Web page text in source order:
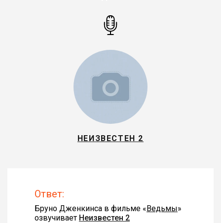
НЕИЗВЕСТЕН 2
Ответ:
Бруно Дженкинса в фильме «Ведьмы»
озвучивает Неизвестен 2